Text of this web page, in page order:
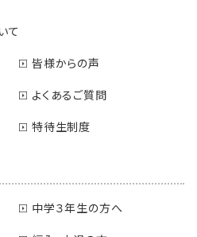
て
皆様からの声
よくあるご質問
特待生制度
中学３年生の方へ